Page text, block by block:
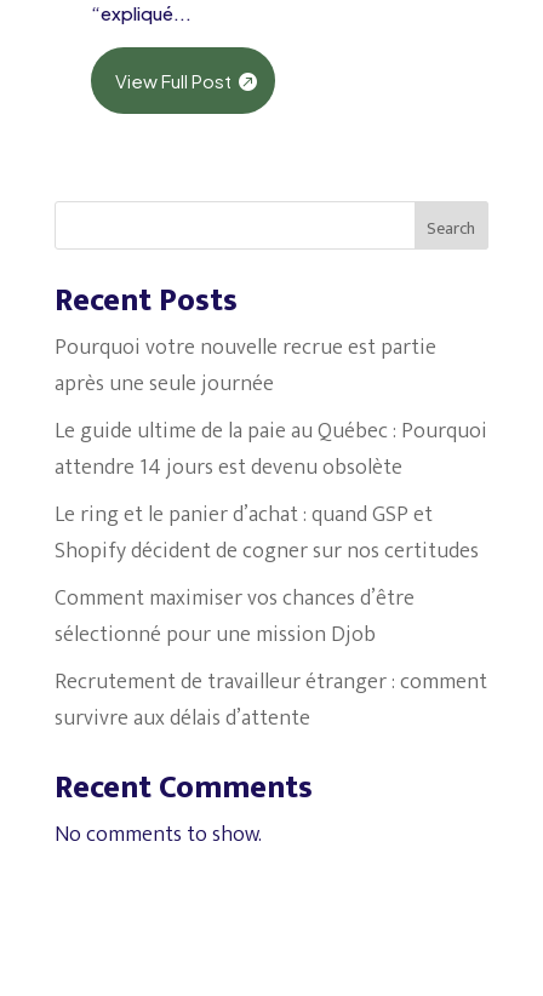
“expliqué...
View Full Post
Search
Recent Posts
Pourquoi votre nouvelle recrue est partie
après une seule journée
Le guide ultime de la paie au Québec : Pourquoi
attendre 14 jours est devenu obsolète
Le ring et le panier d’achat : quand GSP et
Shopify décident de cogner sur nos certitudes
Comment maximiser vos chances d’être
sélectionné pour une mission Djob
Recrutement de travailleur étranger : comment
survivre aux délais d’attente
Recent Comments
No comments to show.